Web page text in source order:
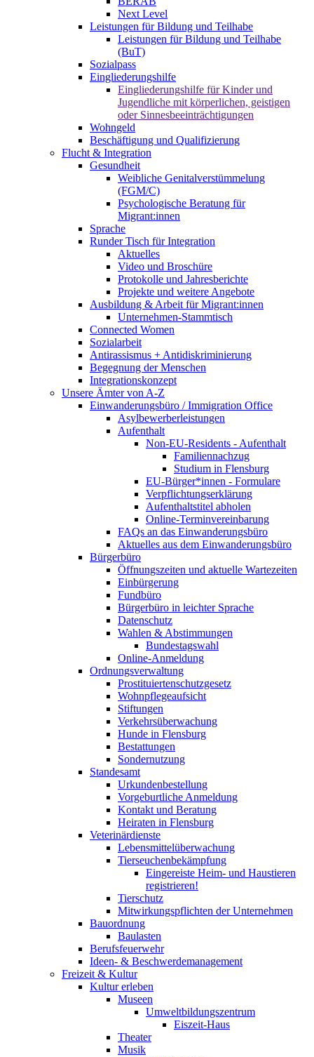
Next Level
Leistungen für Bildung und Teilhabe
Leistungen für Bildung und Teilhabe
(BuT)
Sozialpass
Eingliederungshilfe
Eingliederungshilfe für Kinder und
Jugendliche mit körperlichen, geistigen
oder Sinnesbeeinträchtigungen
Wohngeld
Beschäftigung und Qualifizierung
Flucht & Integration
Gesundheit
Weibliche Genitalverstümmelung
(FGM/C)
Psychologische Beratung für
Migrant:innen
Sprache
Runder Tisch für Integration
Aktuelles
Video und Broschüre
Protokolle und Jahresberichte
Projekte und weitere Angebote
Ausbildung & Arbeit für Migrant:innen
Unternehmen-Stammtisch
Connected Women
Sozialarbeit
Antirassismus + Antidiskriminierung
Begegnung der Menschen
Integrationskonzept
Unsere Ämter von A-Z
Einwanderungsbüro / Immigration Office
Asylbewerberleistungen
Aufenthalt
Non-EU-Residents - Aufenthalt
Familiennachzug
Studium in Flensburg
EU-Bürger*innen - Formulare
Verpflichtungserklärung
Aufenthaltstitel abholen
Online-Terminvereinbarung
FAQs an das Einwanderungsbüro
Aktuelles aus dem Einwanderungsbüro
Bürgerbüro
Öffnungszeiten und aktuelle Wartezeiten
Einbürgerung
Fundbüro
Bürgerbüro in leichter Sprache
Datenschutz
Wahlen & Abstimmungen
Bundestagswahl
Online-Anmeldung
Ordnungsverwaltung
Prostituiertenschutzgesetz
Wohnpflegeaufsicht
Stiftungen
Verkehrsüberwachung
Hunde in Flensburg
Bestattungen
Sondernutzung
Standesamt
Urkundenbestellung
Vorgeburtliche Anmeldung
Kontakt und Beratung
Heiraten in Flensburg
Veterinärdienste
Lebensmittelüberwachung
Tierseuchenbekämpfung
Eingereiste Heim- und Haustieren
registrieren!
Tierschutz
Mitwirkungspflichten der Unternehmen
Bauordnung
Baulasten
Berufsfeuerwehr
Ideen- & Beschwerdemanagement
Freizeit & Kultur
Kultur erleben
Museen
Umweltbildungszentrum
Eiszeit-Haus
Theater
Musik